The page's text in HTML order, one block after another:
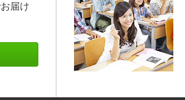
届け